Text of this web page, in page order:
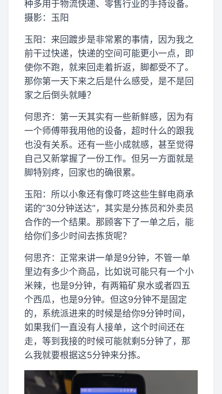
种多用于物流快递、零售行业的手持设备。
摄影：玉阳
玉阳：来回踱步是非常累的事情，因为我之
前干过快递，快递的空间可能更小一点，即
使你不跑，就来回走着折返，脚都受不了。
那你第一天下来之后是什么感受，是不是回
家之后倒头就睡？
何思齐：第一天其实有一些新鲜感，因为有
一个师傅带我用他的设备，超时什么的跟我
也没有关系。还有一些小成就感，甚至觉得
自己又新掌握了一份工作。但另一方面就是
脚特别疼，回家也的确很累。
玉阳：所以小象还有像叮咚这些生鲜电商承
诺的“30分钟送达”，其实是分拣员和外卖员
合作的一个结果。那顾客下了一单之后，能
给你们多少时间去拣货呢？
何思齐：正常来讲一单是9分钟，不管一单
里边有多少个商品，比如说可能只有一个小
米辣，也是9分钟，有两箱矿泉水或者四五
个西瓜，也是9分钟。但这9分钟不是固定
的，系统派进来的时候是给你9分钟时间，
如果我们一直没有人接单，这个时间还在
走，等到我接的时候可能就剩5分钟了，那
么我就要根据这5分钟来分拣。